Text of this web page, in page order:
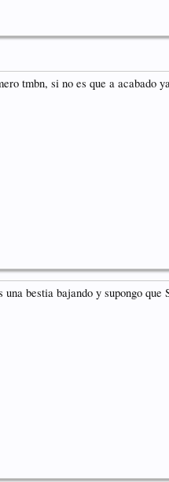
tmbn, si no es que a acabado
bestia bajando y supongo